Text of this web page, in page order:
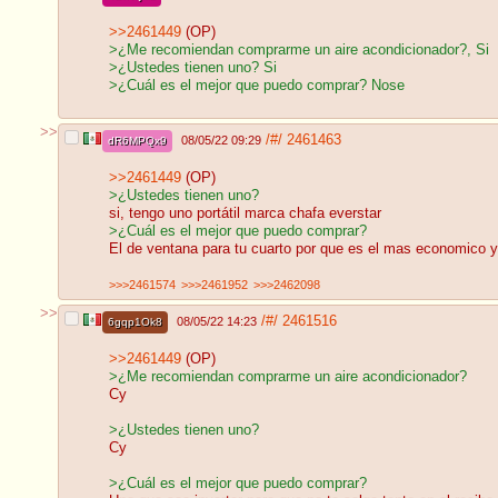
>>2461449 (OP)
>¿Me recomiendan comprarme un aire acondicionador?, Si
>¿Ustedes tienen uno? Si
>¿Cuál es el mejor que puedo comprar? Nose
>>
dR6MPQx9 08/05/22 09:29 /#/ 2461463
>>2461449 (OP)
>¿Ustedes tienen uno?
si, tengo uno portátil marca chafa everstar
>¿Cuál es el mejor que puedo comprar?
El de ventana para tu cuarto por que es el mas economico
>>>2461574 >>>2461952 >>>2462098
>>
6gqp1Ok8 08/05/22 14:23 /#/ 2461516
>>2461449 (OP)
>¿Me recomiendan comprarme un aire acondicionador?
Cy
>¿Ustedes tienen uno?
Cy
>¿Cuál es el mejor que puedo comprar?